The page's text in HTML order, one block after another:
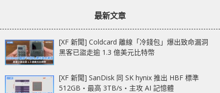
最新文章
[XF 新聞] Coldcard 離線「冷錢包」爆出致命漏洞
黑客已盜走逾 1.3 億美元比特幣
[XF 新聞] SanDisk 同 SK hynix 推出 HBF 標準
512GB‧最高 3TB/s‧主攻 AI 記憶體